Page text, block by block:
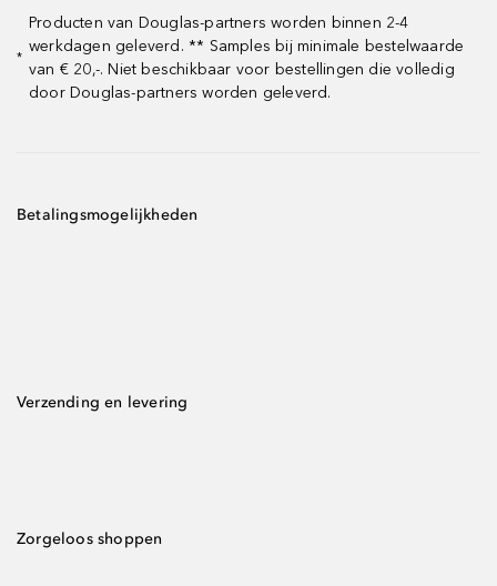
*
Producten van Douglas-partners worden binnen 2-4
werkdagen geleverd. ** Samples bij minimale bestelwaarde
van € 20,-. Niet beschikbaar voor bestellingen die volledig
door Douglas-partners worden geleverd.
Betalingsmogelijkheden
Verzending en levering
Zorgeloos shoppen